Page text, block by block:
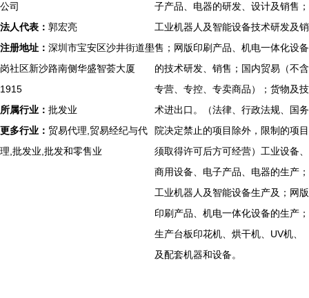
公司
法人代表： 郭宏亮
注册地址： 深圳市宝安区沙井街道壆
岗社区新沙路南侧华盛智荟大厦
1915
所属行业： 批发业
更多行业： 贸易代理,贸易经纪与代
理,批发业,批发和零售业
子产品、电器的研发、设计及销售；
工业机器人及智能设备技术研发及销
售；网版印刷产品、机电一体化设备
的技术研发、销售；国内贸易（不含
专营、专控、专卖商品）；货物及技
术进出口。（法律、行政法规、国务
院决定禁止的项目除外，限制的项目
须取得许可后方可经营）工业设备、
商用设备、电子产品、电器的生产；
工业机器人及智能设备生产及；网版
印刷产品、机电一体化设备的生产；
生产台板印花机、烘干机、UV机、
及配套机器和设备。